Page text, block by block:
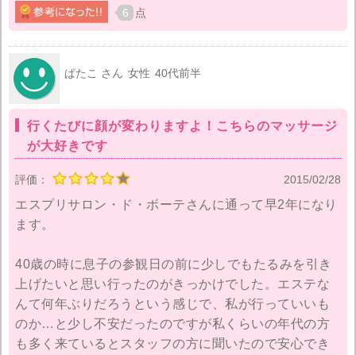
ね！背中や腕に流れていった胸のお肉たちを胸に戻す
ようにマッサージをしてくれました。
これは自分ではできないので毎日でもやって頂きたい
です(>_<)デコルテのマッサージもとても気持ちよかっ
たです♪終わってサイズを測ってもらったら本当にバス
トアップしていました！！鏡で見た感じも胸の位置が
違いました。やっと私の胸のお肉が元に戻ってきたよ
やはり担当の方に聞いたら私の下着の付け方は間違い
だらけで、ちゃんとした下着の選び方だとか、バスト
ですが、ちゃんと続けてみようと思います。スタッフ
の方には質問攻めな私でしたが丁寧にわかりやすく説
明してもらいとっても満足しました！
バストアップのコースを続けたいのですが、私にはち
6 点
ぱたこ さん 女性 40代前半
行くたびに顔が変わりますよ！こちらのマッサージ
が大好きです
評価： 2015/02/28
エスプリサロン・ド・ボーテさんに通って早2年になり
ます。
40歳の時に息子の参観日の前に少しでもたるみを引き
上げたいと思い行ったのがきっかけでした。エステな
んて何年ぶりだろうという感じで、私が行っていいも
のか…と少し不安だったのですが私くらいの年代の方
も多く来ているとスタッフの方に聞いたので安心でき